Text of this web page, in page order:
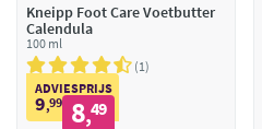
Kneipp Foot Care Voetbutter
Calendula
100 ml
1
ADVIESPRIJS
9,99 8,49